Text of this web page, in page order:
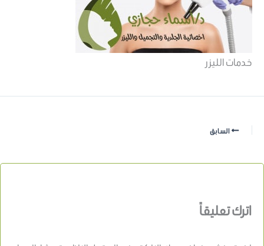
خدمات الليزر
السابق
اترك تعليقاً